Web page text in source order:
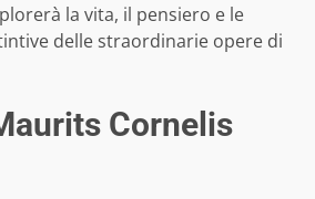
la vita, il pensiero e le
delle straordinarie opere di
Cornelis